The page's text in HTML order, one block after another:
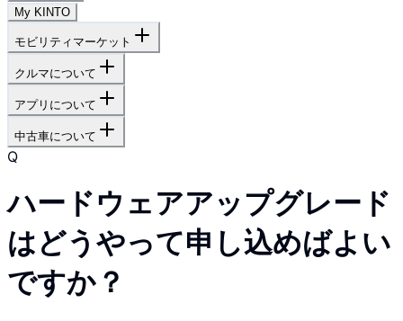
My KINTO
モビリティマーケット
クルマについて
アプリについて
中古車について
Q
ハードウェアアップグレード
はどうやって申し込めばよい
ですか？